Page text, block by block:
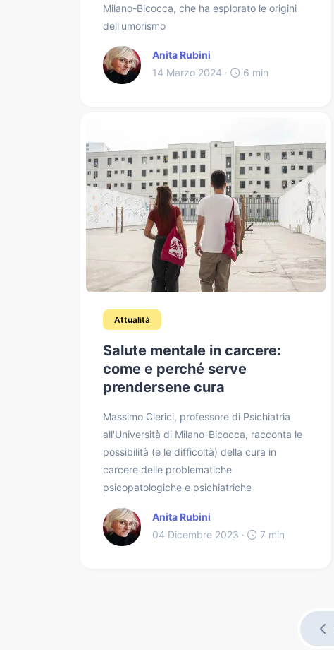
Milano-Bicocca, che ha esplorato le origini
dell'umorismo
Anita Rubini
14 Marzo 2024 ·
6 min
Attualità
Salute mentale in carcere:
come e perché serve
prendersene cura
Massimo Clerici, professore di Psichiatria
all'Università di Milano-Bicocca, racconta le
possibilità (e le difficoltà) della cura in
carcere delle problematiche
psicopatologiche e psichiatriche
Anita Rubini
04 Dicembre 2023 ·
7 min